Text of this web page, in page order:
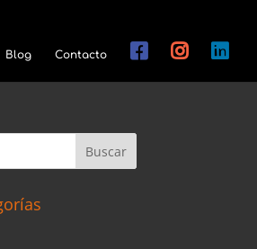
Blog Contacto